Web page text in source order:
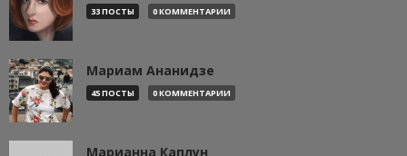
33 ПОСТЫ 0 КОММЕНТАРИИ
Мариам Ананидзе
45 ПОСТЫ 0 КОММЕНТАРИИ
Марианна Каплун